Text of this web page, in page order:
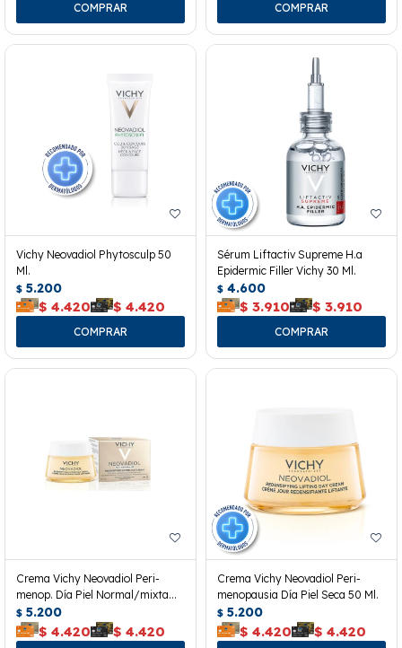
Vichy Neovadiol Phytosculp 50
Ml.
$ 5.200
$ 4.420 $ 4.420
Sérum Liftactiv Supreme H.a
Epidermic Filler Vichy 30 Ml.
$ 4.600
$ 3.910 $ 3.910
Crema Vichy Neovadiol Peri-
menop. Día Piel Normal/mixta
50ml
$ 5.200
$ 4.420 $ 4.420
Crema Vichy Neovadiol Peri-
menopausia Día Piel Seca 50 Ml.
$ 5.200
$ 4.420 $ 4.420